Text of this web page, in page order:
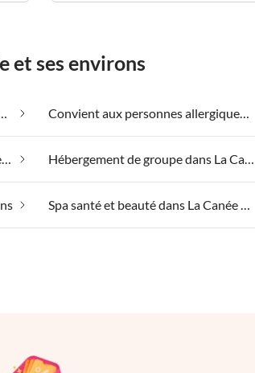
et ses environs
Canée et ses environs Convient aux personnes allergiques dans La Canée et ses environs
Emplacement isolé dans La Canée et ses environs Hébergement de groupe dans La Canée et ses environs
Spa santé et beauté dans La Canée et ses environs